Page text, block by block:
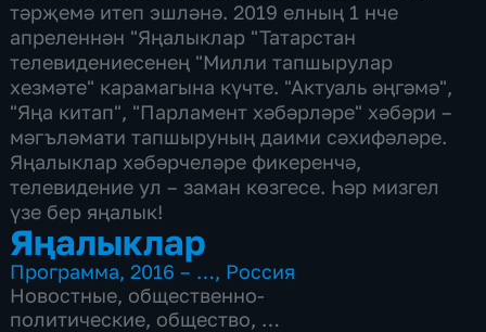
тәрҗемә итеп эшләнә. 2019 елның 1 нче
апреленнән "Яңалыклар "Татарстан
телевидениесенең "Милли тапшырулар
хезмәте" карамагына күчте. "Актуаль әңгәмә",
"Яңа китап", "Парламент хәбәрләре" хәбәри –
мәгъләмати тапшыруның даими сәхифәләре.
Яңалыклар хәбәрчеләре фикеренчә,
телевидение ул – заман көзгесе. Һәр мизгел
үзе бер яңалык!
Яңалыклар
Программа,2016 – …, Россия
Новостные, общественно-
политические, общество,